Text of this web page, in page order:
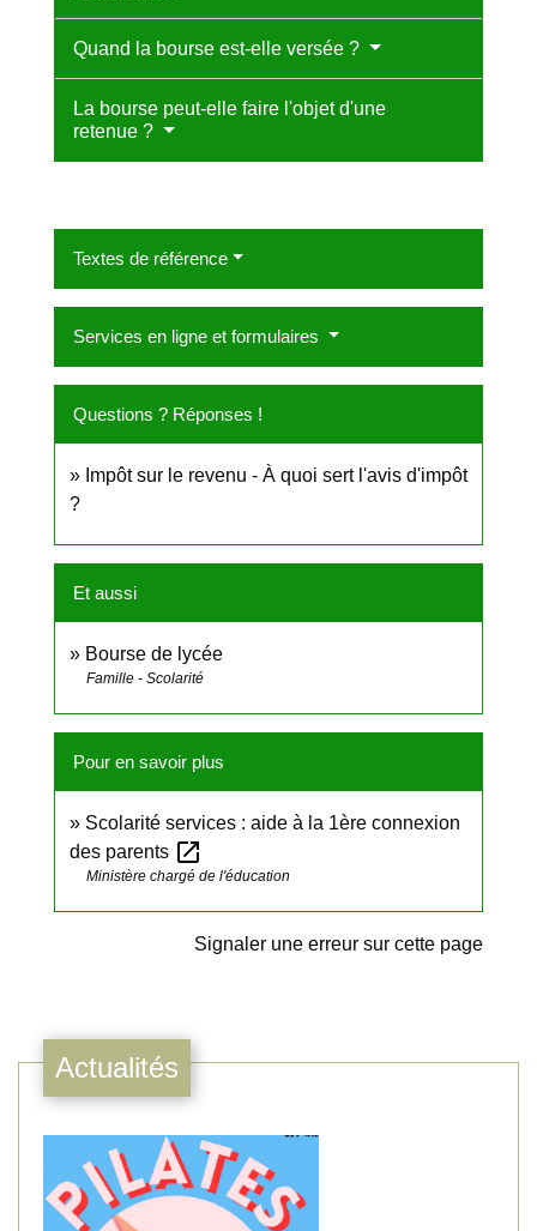
Quand la bourse est-elle versée ?
La bourse peut-elle faire l'objet d'une
retenue ?
Textes de référence
Services en ligne et formulaires
Questions ? Réponses !
Impôt sur le revenu - À quoi sert l'avis d'impôt
?
Et aussi
Bourse de lycée
Famille - Scolarité
Pour en savoir plus
Scolarité services : aide à la 1ère connexion
des parents open_in_new
Ministère chargé de l'éducation
Signaler une erreur sur cette page
Actualités